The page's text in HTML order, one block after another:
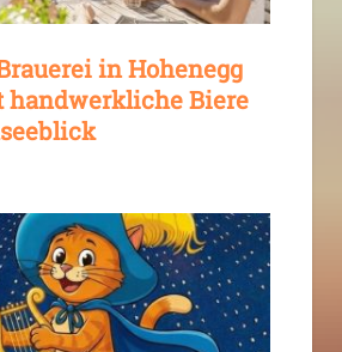
in Hohenegg
handwerkliche Biere